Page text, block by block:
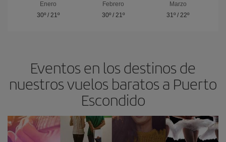
Enero
30º/ 21º
Febrero
30º/ 21º
Marzo
31º /22º
Eventos en los destinos de
nuestros vuelos baratos a Puerto
Escondido